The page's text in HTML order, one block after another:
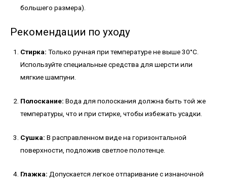
большего размера).
Рекомендации по уходу
Стирка: Только ручная при температуре не выше 30°C.
Используйте специальные средства для шерсти или
мягкие шампуни.
Полоскание: Вода для полоскания должна быть той же
температуры, что и при стирке, чтобы избежать усадки.
Сушка: В расправленном виде на горизонтальной
поверхности, подложив светлое полотенце.
Глажка: Допускается легкое отпаривание с изнаночной